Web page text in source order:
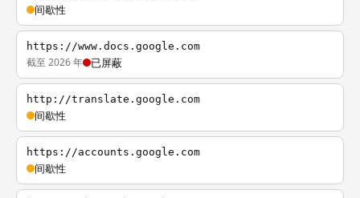
间歇性
https://www.docs.google.com
截至 2026 年 已屏蔽
http://translate.google.com
间歇性
https://accounts.google.com
间歇性